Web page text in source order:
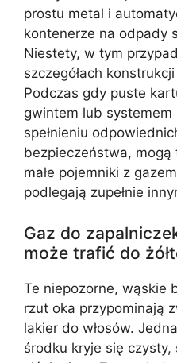
prostu metal i
kontenerze na odpady
Niestety, w tym
szczegółach
Podczas gdy puste
gwintem lub systemem
spełnieniu
bezpieczeństwa,
małe pojemniki z
podlegają zupełnie
Gaz do
może trafić do
Te niepozorne, wąskie
rzut oka przypominają
lakier do włosów.
środku kryje się